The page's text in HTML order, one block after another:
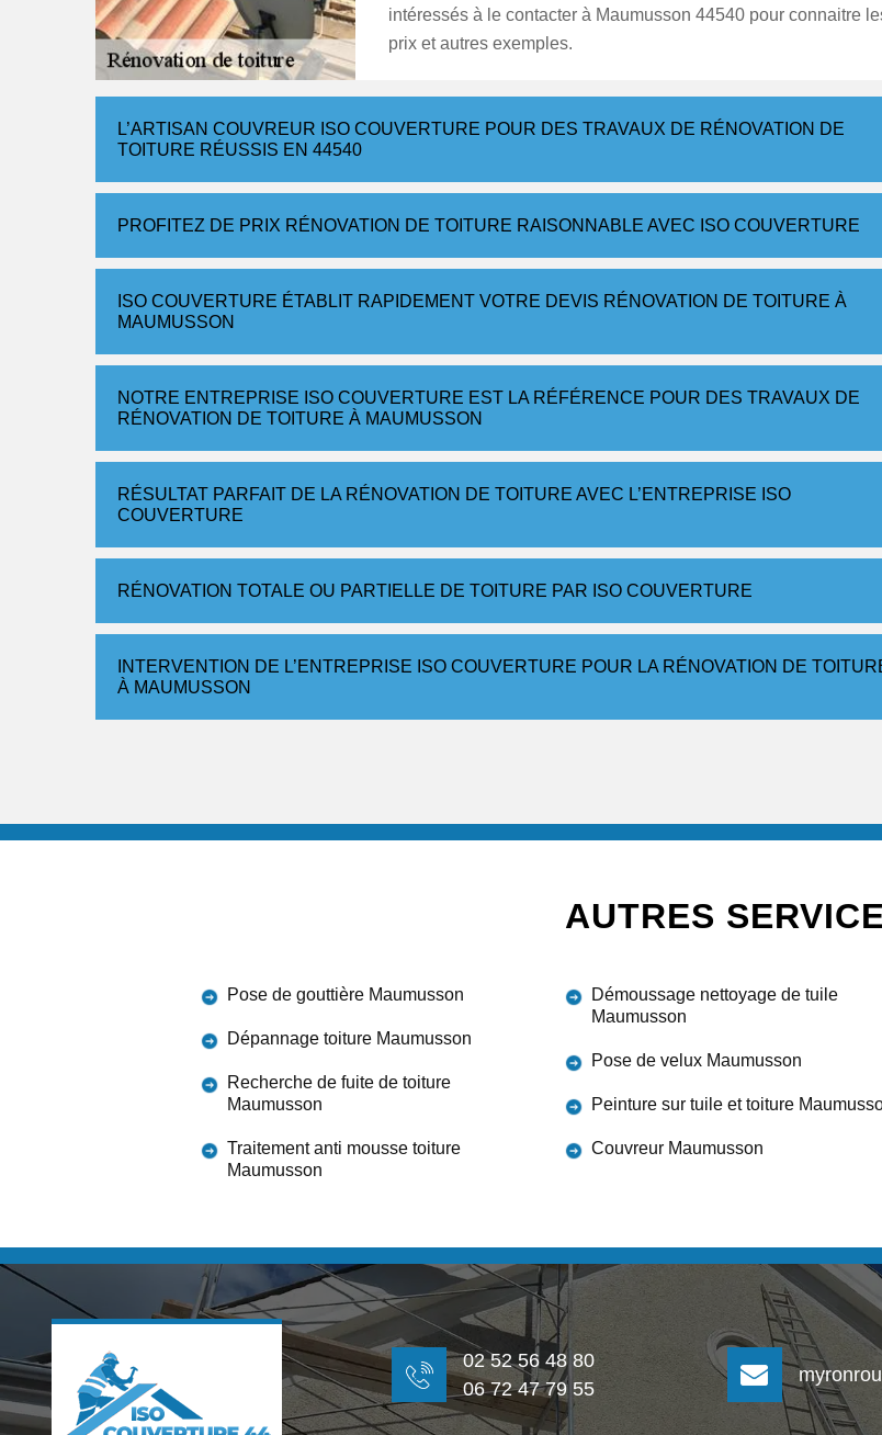
intéressés à le contacter à Maumusson 44540 pour connaitre
prix et autres exemples.
L’ARTISAN COUVREUR ISO COUVERTURE POUR DES TRAVAUX DE RÉNOVATION DE
TOITURE RÉUSSIS EN 44540
PROFITEZ DE PRIX RÉNOVATION DE TOITURE RAISONNABLE AVEC ISO COUVERTURE
ISO COUVERTURE ÉTABLIT RAPIDEMENT VOTRE DEVIS RÉNOVATION DE TOITURE À
MAUMUSSON
NOTRE ENTREPRISE ISO COUVERTURE EST LA RÉFÉRENCE POUR DES TRAVAUX DE
RÉNOVATION DE TOITURE À MAUMUSSON
RÉSULTAT PARFAIT DE LA RÉNOVATION DE TOITURE AVEC L’ENTREPRISE ISO
COUVERTURE
RÉNOVATION TOTALE OU PARTIELLE DE TOITURE PAR ISO COUVERTURE
INTERVENTION DE L’ENTREPRISE ISO COUVERTURE POUR LA RÉNOVATION DE
À MAUMUSSON
AUTRES
Pose de gouttière Maumusson
Dépannage toiture Maumusson
Recherche de fuite de toiture
Maumusson
Traitement anti mousse toiture
Maumusson
Démoussage nettoyage de tuile
Maumusson
Pose de velux Maumusson
Peinture sur tuile et toiture
Couvreur Maumusson
02 52 56 48 80
06 72 47 79 55